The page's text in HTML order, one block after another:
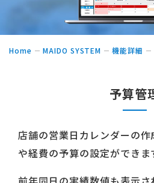
Home MAIDO SYSTEM 機能詳細
予算管
店舗の営業日カレンダーの
や経費の予算の設定ができま